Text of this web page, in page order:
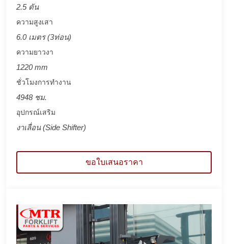
2.5 ตัน
ความสูงเสา
6.0 เมตร (3ท่อน)
ความยาวงา
1220 mm
ชั่วโมงการทำงาน
4948 ชม.
อุปกรณ์เสริม
งาเลื่อน (Side Shifter)
ขอใบเสนอราคา